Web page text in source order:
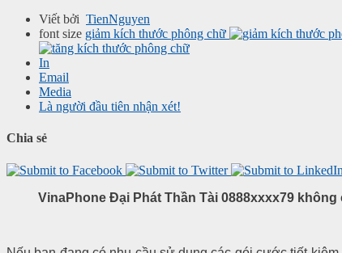
Viết bởi TienNguyen
font size giảm kích thước phông chữ
In
Email
Media
Là người đầu tiên nhận xét!
Chia sẻ
VinaPhone Đại Phát Thần Tài 0888xxxx79 không